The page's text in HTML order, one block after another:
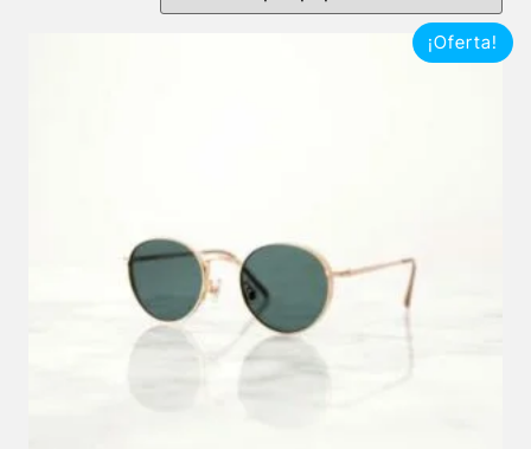
¡Oferta!